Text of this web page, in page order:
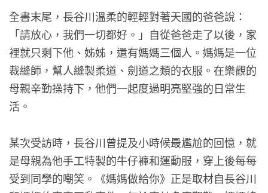
全書末尾，長谷川溫柔的輕輕對著天國的爸爸說：
「請放心，我們一切都好。」自從爸爸走了以後，家
裡就只剩下他、姊姊，還有媽媽三個人。媽媽是一位
裁縫師，幫人縫製柔道、劍道之類的衣服。在樂觀的
母親辛勤操持下，他們一起度過明亮堅強的日常生
活。
某次受訪時，長谷川曾提及小時候最尷尬的回憶，就
是母親為他手工特製的牛仔褲和運動服，穿上後每每
受到同學的嘲笑。《媽媽做給你》正是取材自長谷川